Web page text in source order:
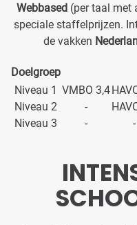
Webbased(per taal met
speciale staffelprijzen.
de vakken
Doelgroep
Niveau 1
Niveau 2
Niveau 3
VMBO 3,4
-
-
-